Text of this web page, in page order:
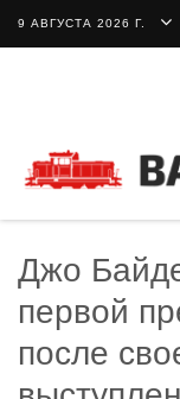
9 АВГУСТА 2026 Г.
Джо
первой
после